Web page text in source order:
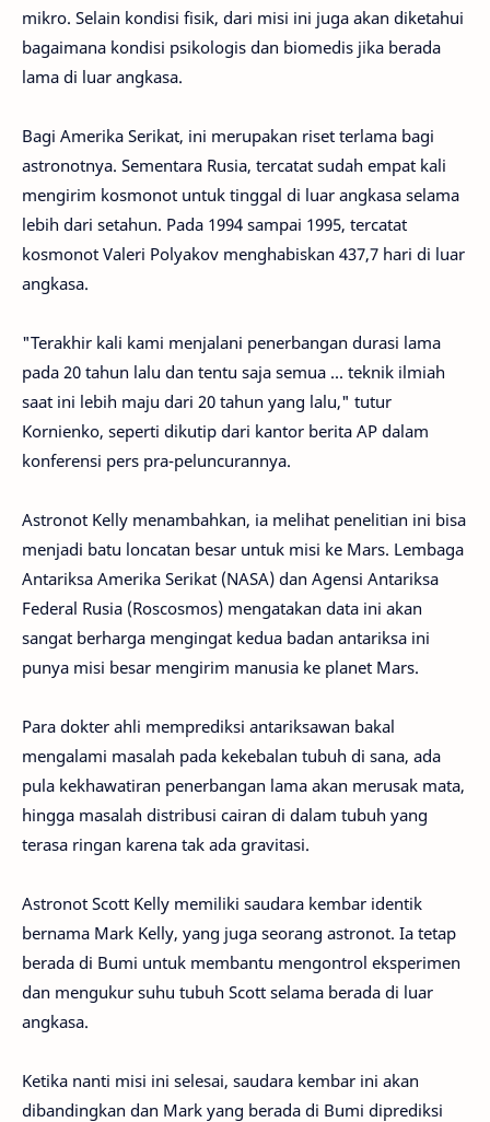
mikro. Selain kondisi fisik, dari misi ini juga akan diketahui
bagaimana kondisi psikologis dan biomedis jika berada
lama di luar angkasa.
Bagi Amerika Serikat, ini merupakan riset terlama bagi
astronotnya. Sementara Rusia, tercatat sudah empat kali
mengirim kosmonot untuk tinggal di luar angkasa selama
lebih dari setahun. Pada 1994 sampai 1995, tercatat
kosmonot Valeri Polyakov menghabiskan 437,7 hari di luar
angkasa.
"Terakhir kali kami menjalani penerbangan durasi lama
pada 20 tahun lalu dan tentu saja semua ... teknik ilmiah
saat ini lebih maju dari 20 tahun yang lalu," tutur
Kornienko, seperti dikutip dari kantor berita AP dalam
konferensi pers pra-peluncurannya.
Astronot Kelly menambahkan, ia melihat penelitian ini bisa
menjadi batu loncatan besar untuk misi ke Mars. Lembaga
Antariksa Amerika Serikat (NASA) dan Agensi Antariksa
Federal Rusia (Roscosmos) mengatakan data ini akan
sangat berharga mengingat kedua badan antariksa ini
punya misi besar mengirim manusia ke planet Mars.
Para dokter ahli memprediksi antariksawan bakal
mengalami masalah pada kekebalan tubuh di sana, ada
pula kekhawatiran penerbangan lama akan merusak mata,
hingga masalah distribusi cairan di dalam tubuh yang
terasa ringan karena tak ada gravitasi.
Astronot Scott Kelly memiliki saudara kembar identik
bernama Mark Kelly, yang juga seorang astronot. Ia tetap
berada di Bumi untuk membantu mengontrol eksperimen
dan mengukur suhu tubuh Scott selama berada di luar
angkasa.
Ketika nanti misi ini selesai, saudara kembar ini akan
dibandingkan dan Mark yang berada di Bumi diprediksi